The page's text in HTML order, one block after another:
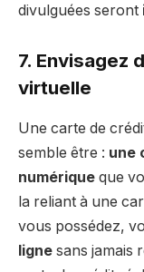
divulguées seront
7. Envisagez
virtuelle
Une carte de
semble être : une
numérique que
la reliant à une
vous possédez,
ligne sans jamais